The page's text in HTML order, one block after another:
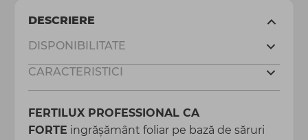
DESCRIERE
DISPONIBILITATE
CARACTERISTICI
FERTILUX PROFESSIONAL CA
FORTE ingrăşământ foliar pe bază de săruri